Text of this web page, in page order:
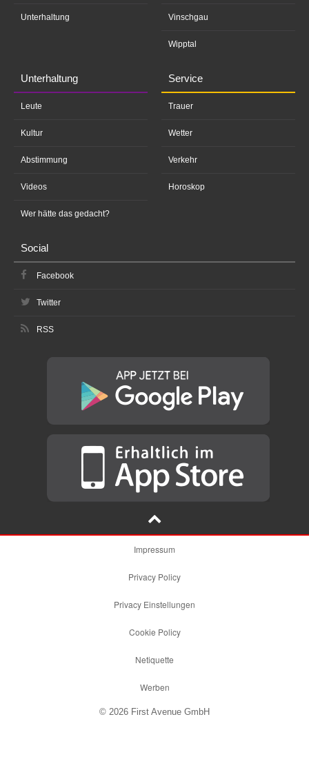
Unterhaltung Vinschgau
Wipptal
Unterhaltung
Leute
Kultur
Abstimmung
Videos
Wer hätte das gedacht?
Service
Trauer
Wetter
Verkehr
Horoskop
Social
Facebook
Twitter
RSS
Impressum
Privacy Policy
Privacy Einstellungen
Cookie Policy
Netiquette
Werben
© 2026 First Avenue GmbH